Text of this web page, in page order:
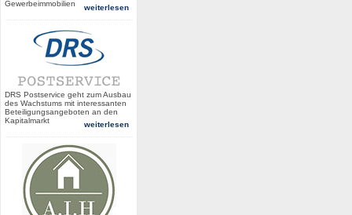
Gewerbeimmobilien weiterlesen
DRS Postservice geht zum Ausbau
des Wachstums mit interessanten
Beteiligungsangeboten an den
Kapitalmarkt
weiterlesen